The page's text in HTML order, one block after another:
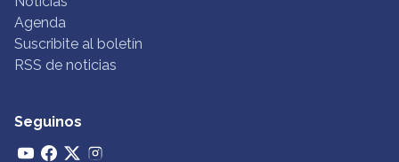
Agenda
Suscribite al boletín
RSS de noticias
Seguinos